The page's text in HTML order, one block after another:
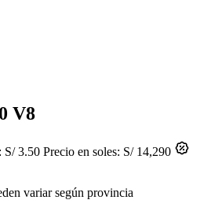
V8
S/ 3.50 Precio en soles: S/ 14,290
variar según provincia